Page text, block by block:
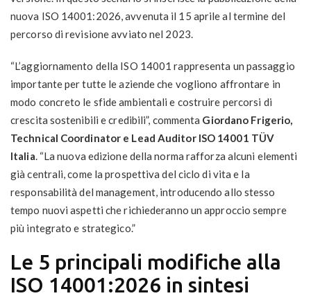
nuova ISO 14001:2026, avvenuta il 15 aprile al termine del
percorso di revisione avviato nel 2023.
“L’aggiornamento della ISO 14001 rappresenta un passaggio
importante per tutte le aziende che vogliono affrontare in
modo concreto le sfide ambientali e costruire percorsi di
crescita sostenibili e credibili”, commenta Giordano Frigerio,
Technical Coordinator e Lead Auditor ISO 14001 TÜV
Italia. “La nuova edizione della norma rafforza alcuni elementi
già centrali, come la prospettiva del ciclo di vita e la
responsabilità del management, introducendo allo stesso
tempo nuovi aspetti che richiederanno un approccio sempre
più integrato e strategico.”
Le 5 principali modifiche alla
ISO 14001:2026 in sintesi